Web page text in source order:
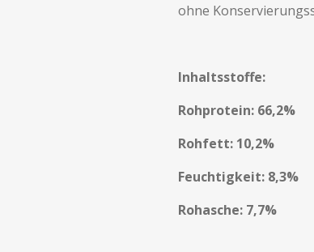
ohne
Inhaltsstoffe:
Rohprotein: 66,2%
Rohfett: 10,2%
Feuchtigkeit: 8,3%
Rohasche: 7,7%